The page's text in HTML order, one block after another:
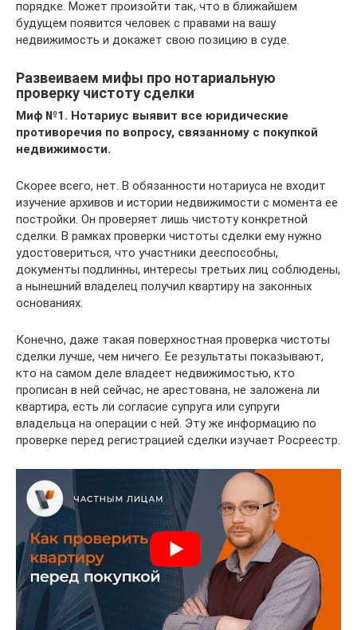
порядке. Может произойти так, что в ближайшем
будущем появится человек с правами на вашу
недвижимость и докажет свою позицию в суде.
Развеиваем мифы про нотариальную
проверку чистоту сделки
Миф №1. Нотариус выявит все юридические
противоречия по вопросу, связанному с покупкой
недвижимости.
Скорее всего, нет. В обязанности нотариуса не входит
изучение архивов и истории недвижимости с момента ее
постройки. Он проверяет лишь чистоту конкретной
сделки. В рамках проверки чистоты сделки ему нужно
удостовериться, что участники дееспособны,
документы подлинны, интересы третьих лиц соблюдены,
а нынешний владелец получил квартиру на законных
основаниях.
Конечно, даже такая поверхностная проверка чистоты
сделки лучше, чем ничего. Ее результаты показывают,
кто на самом деле владеет недвижимостью, кто
прописан в ней сейчас, не арестована, не заложена ли
квартира, есть ли согласие супруга или супруги
владельца на операции с ней. Эту же информацию по
проверке перед регистрацией сделки изучает Росреестр.